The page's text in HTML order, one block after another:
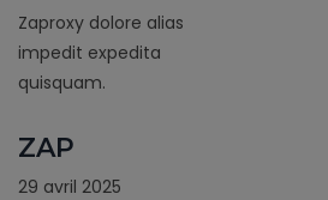
Zaproxy dolore alias
impedit expedita
quisquam.
ZAP
29 avril 2025